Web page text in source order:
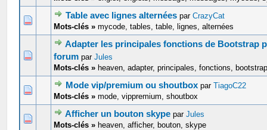
Table avec lignes alternées parCrazyCat
Mots-clés »mycode, tables, table, lignes, alternées
0 Votes - 0 sur 5 en moyenne
12345
Adapter les principales fonctions de Bootstrap
forum parJules
Mots-clés » heaven, adapter, principales, fonctions,
0 Votes - 0 sur 5 en moyenne
1
Mode vip/premium ou shoutbox parTiagoC22
Mots-clés »mode, vippremium, shoutbox
0 Votes - 0 sur 5 en moyenne
12345
Afficher un bouton skype parJules
Mots-clés » heaven, afficher, bouton, skype
0 Votes - 0 sur 5 en moyenne
12345